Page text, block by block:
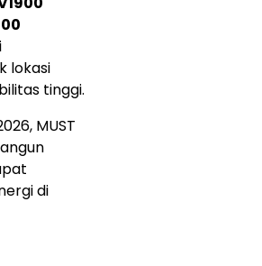
lokasi
tinggi.
MUST
di